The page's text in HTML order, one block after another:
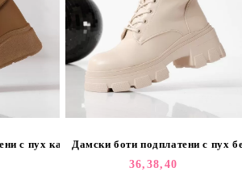
с пух каки от еко кожа Vittoria #22510
Дамски боти подплатени с пух
36, 38, 40